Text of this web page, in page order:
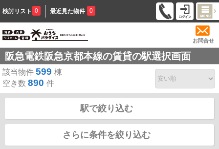
検討リスト 0 最近見た物件 0
お問合せ
阪急電鉄阪急京都本線の賃貸の駅選択画面
該当物件 599 棟
空き数 890 件
駅で絞り込む
さらに条件を絞り込む